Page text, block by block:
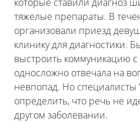
тяжелые препараты. В
организовали приезд
клинику для диагностики.
выстроить коммуникацию с
односложно отвечала на
невпопад. Но специалисты
определить, что речь не
другом заболевании.